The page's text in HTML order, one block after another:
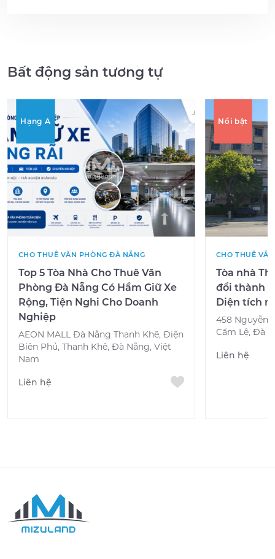
Bất động sản tương tự
Hạng A
CHO THUÊ VĂN PHÒNG ĐÀ NẴNG
Top 5 Tòa Nhà Cho Thuê Văn
Phòng Đà Nẵng Có Hầm Giữ Xe
Rộng, Tiện Nghi Cho Doanh
Nghiệp
AEON MALL Đà Nẵng Thanh Khê, Điện
Biên Phủ, Thanh Khê, Đà Nẵng, Việt
Nam
Liên hệ
Nổi bật
CHO THUÊ
Tòa nhà
đổi thành
Diện tích
458 Nguyễn
Cẩm Lệ, Đà
Liên hệ